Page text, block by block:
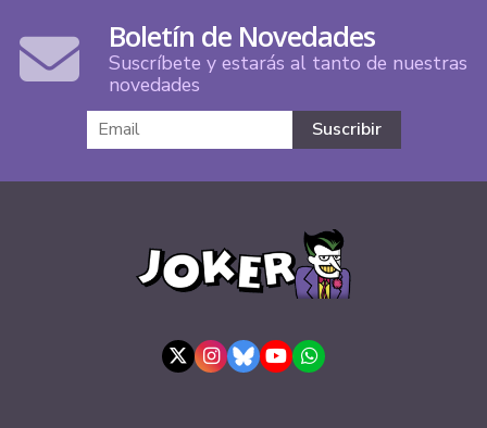
Boletín de Novedades
Suscríbete y estarás al tanto de nuestras
novedades